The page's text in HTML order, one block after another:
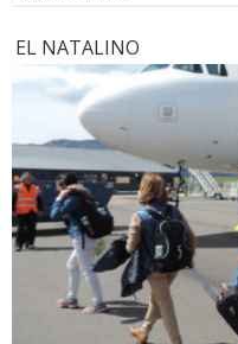
EL NATALINO